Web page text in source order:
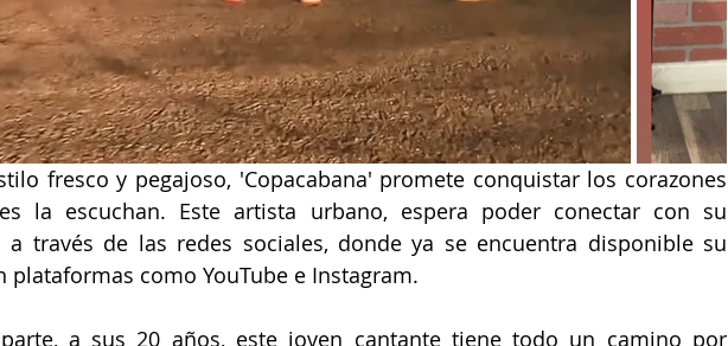
fresco y pegajoso, 'Copacabana' promete conquistar los corazones
la escuchan. Este artista urbano, espera poder conectar con su
a través de las redes sociales, donde ya se encuentra disponible su
plataformas como YouTube e Instagram.
a sus 20 años, este joven cantante tiene todo un camino por